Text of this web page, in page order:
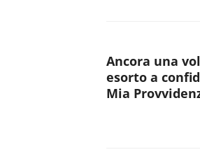
Ancora una
esorto a
Mia